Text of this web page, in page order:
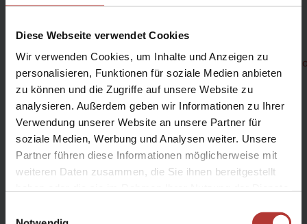
Diese Webseite verwendet Cookies
Wir verwenden Cookies, um Inhalte und Anzeigen zu
personalisieren, Funktionen für soziale Medien anbieten
zu können und die Zugriffe auf unsere Website zu
analysieren. Außerdem geben wir Informationen zu Ihrer
Verwendung unserer Website an unsere Partner für
soziale Medien, Werbung und Analysen weiter. Unsere
Partner führen diese Informationen möglicherweise mit
weiteren Daten zusammen, die Sie ihnen bereitgestellt
Glanzlichter des Nordens
15-tägige geführte Island Gruppenreise zu den
Glanzlichtern des Nordens
Gruppenreise
Reiseziel
Preis
(ab):
4875€
Dauer:
15
Tage
Reiseziel
Island